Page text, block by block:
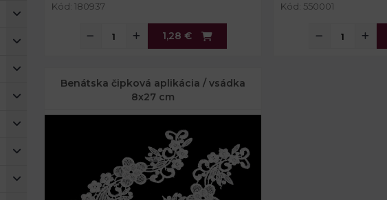
Kód: 180937
1,28 €
Kód: 550001
Benátska čipková aplikácia / vsádka
8x27 cm